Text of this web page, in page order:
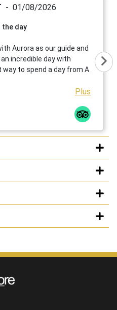
01/08/2026
the day
Aurora as our guide and
incredible day with
to spend a day from A
Plus